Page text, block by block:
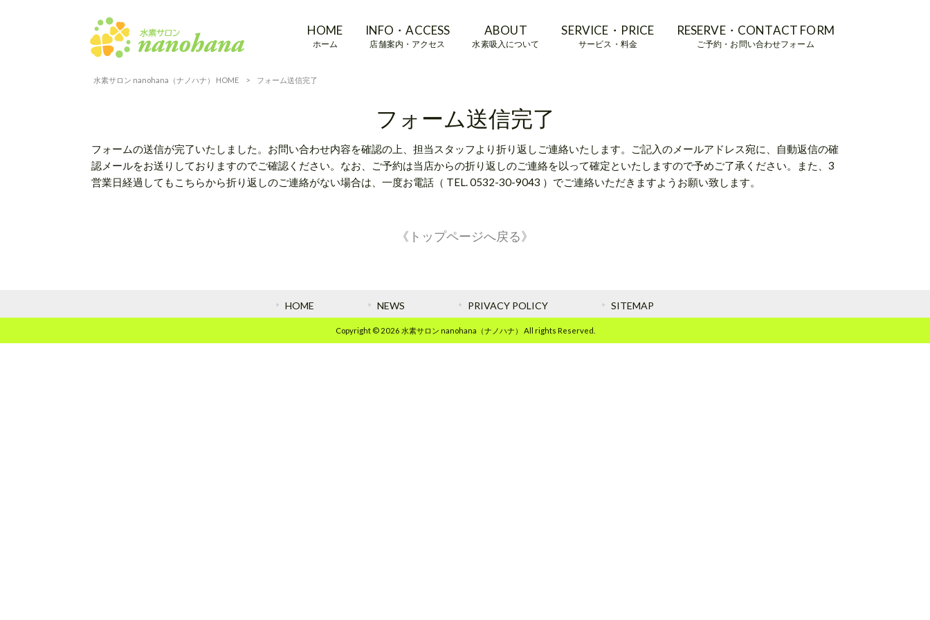
HOME
ホーム
INFO・ACCESS
店舗案内・アクセス
ABOUT
水素吸入について
SERVICE・PRICE
サービス・料金
RESERVE・CONTACT FORM
ご予約・お問い合わせフォーム
水素サロン nanohana（ナノハナ） HOME > フォーム送信完了
フォーム送信完了
フォームの送信が完了いたしました。お問い合わせ内容を確認の上、担当スタッフより折り返しご連絡いたします。ご記入のメールアドレス宛に、自動返信の確
認メールをお送りしておりますのでご確認ください。なお、ご予約は当店からの折り返しのご連絡を以って確定といたしますので予めご了承ください。また、3
営業日経過してもこちらから折り返しのご連絡がない場合は、一度お電話（ TEL.0532-30-9043 ）でご連絡いただきますようお願い致します。
《トップページへ戻る》
HOME NEWS PRIVACY POLICY SITEMAP
Copyright © 2026 水素サロン nanohana（ナノハナ） All rights Reserved.